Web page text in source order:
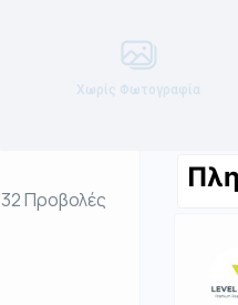
Χωρίς Φωτογραφία
32 Προβολές